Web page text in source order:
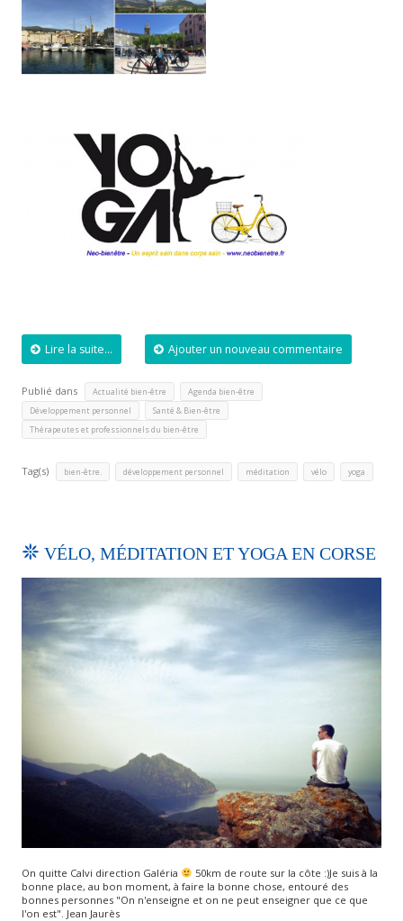
Lire la suite... Ajouter un nouveau commentaire
Publié dans Actualité bien-être Agenda bien-être
Développement personnel Santé & Bien-être
Thérapeutes et professionnels du bien-être
Tag(s) bien-être. développement personnel méditation vélo yoga
VÉLO, MÉDITATION ET YOGA EN CORSE
On quitte Calvi direction Galéria
50km de route sur la côte :)Je suis à la
bonne place, au bon moment, à faire la bonne chose, entouré des
bonnes personnes "On n'enseigne et on ne peut enseigner que ce que
l'on est". Jean Jaurès